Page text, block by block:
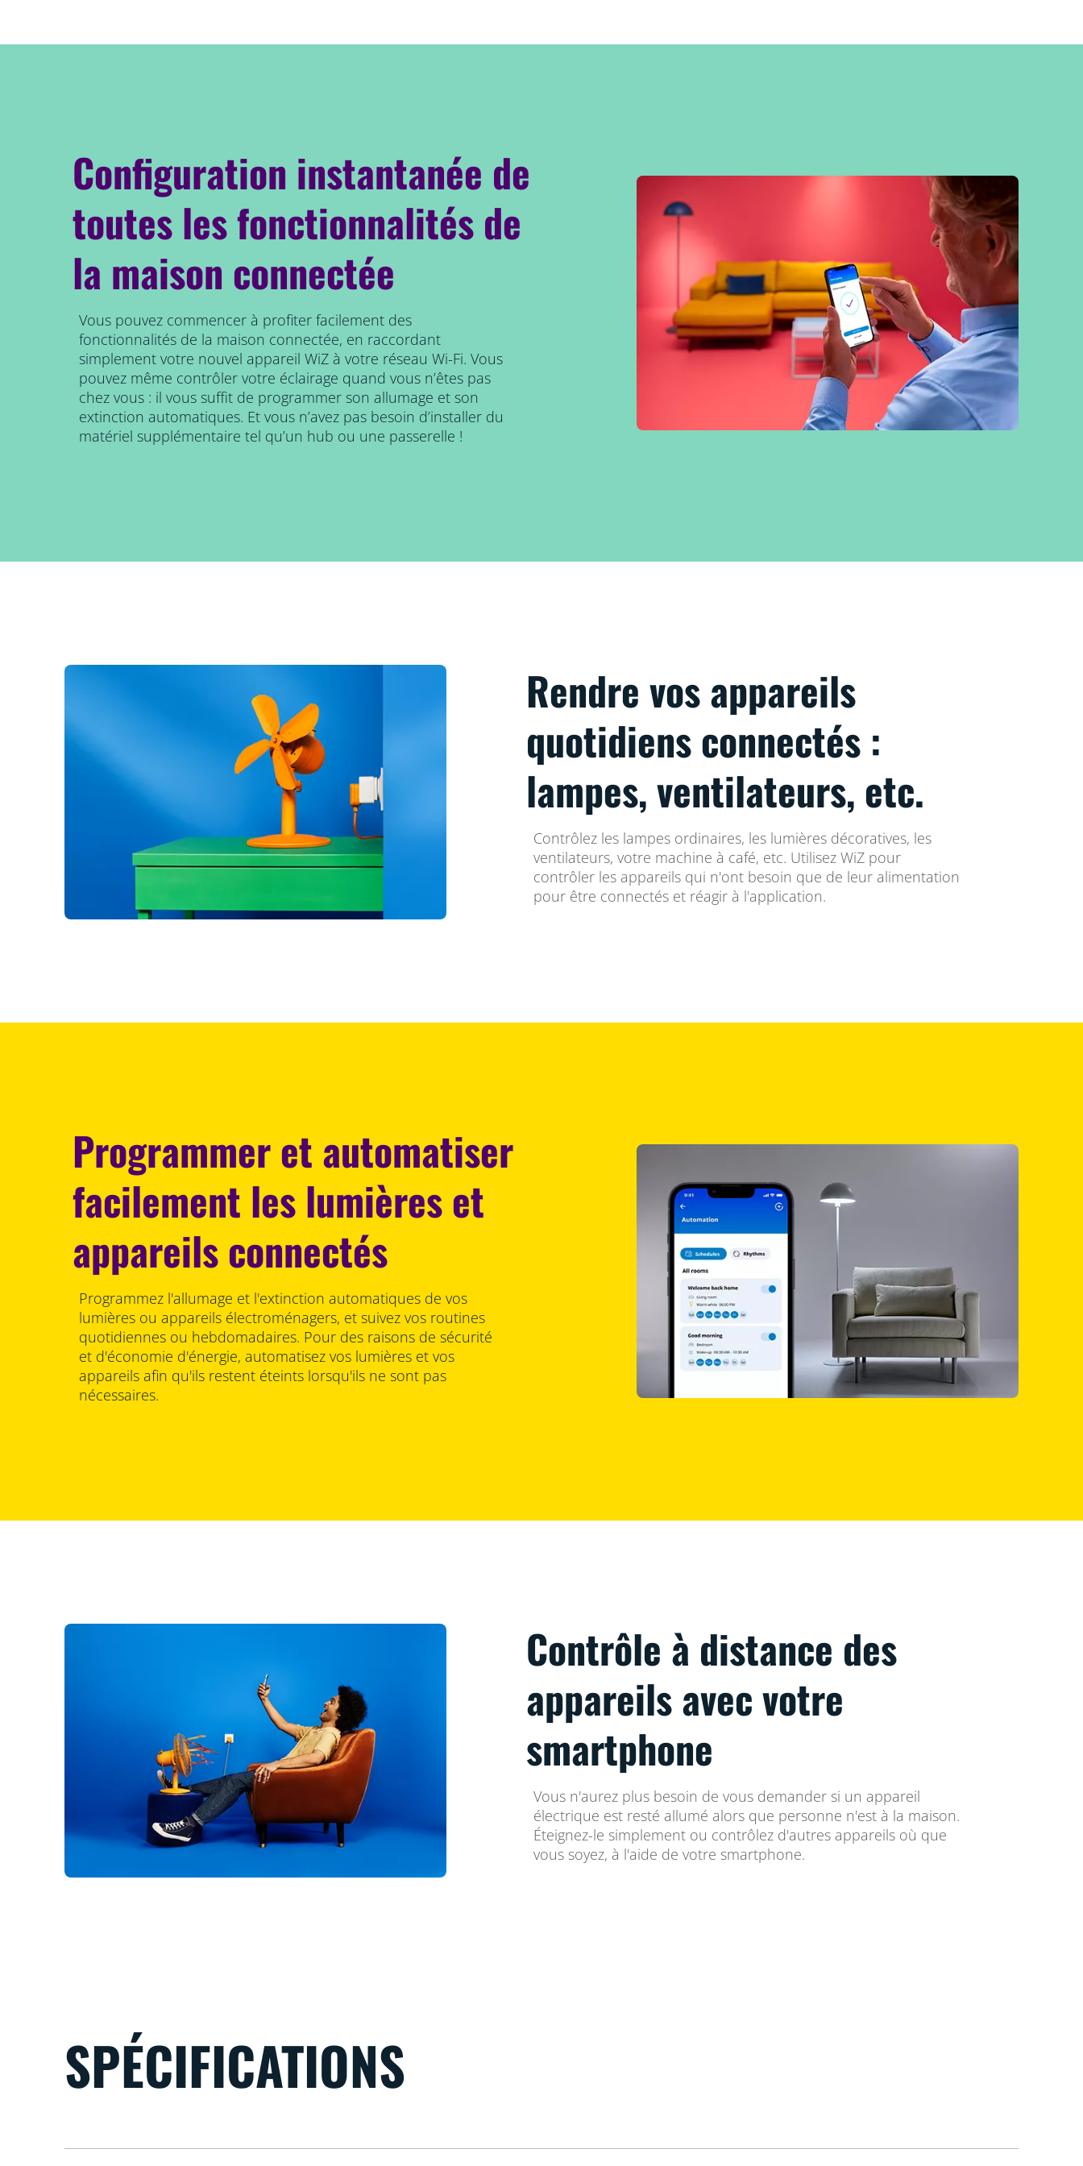
Configuration instantanée de
toutes les fonctionnalités de
la maison connectée
Vous pouvez commencer à profiter facilement des
fonctionnalités de la maison connectée, en raccordant
simplement votre nouvel appareil WiZ à votre réseau Wi-Fi. Vous
pouvez même contrôler votre éclairage quand vous n’êtes pas
chez vous : il vous suffit de programmer son allumage et son
extinction automatiques. Et vous n’avez pas besoin d’installer du
matériel supplémentaire tel qu’un hub ou une passerelle !
Rendre vos appareils
quotidiens connectés :
lampes, ventilateurs, etc.
Contrôlez les lampes ordinaires, les lumières décoratives, les
ventilateurs, votre machine à café, etc. Utilisez WiZ pour
contrôler les appareils qui n'ont besoin que de leur alimentation
pour être connectés et réagir à l'application.
Programmer et automatiser
facilement les lumières et
appareils connectés
Programmez l'allumage et l'extinction automatiques de vos
lumières ou appareils électroménagers, et suivez vos routines
quotidiennes ou hebdomadaires. Pour des raisons de sécurité
et d'économie d'énergie, automatisez vos lumières et vos
appareils afin qu'ils restent éteints lorsqu'ils ne sont pas
nécessaires.
Contrôle à distance des
appareils avec votre
smartphone
Vous n'aurez plus besoin de vous demander si un appareil
électrique est resté allumé alors que personne n'est à la maison.
Éteignez-le simplement ou contrôlez d'autres appareils où que
vous soyez, à l'aide de votre smartphone.
SPÉCIFICATIONS